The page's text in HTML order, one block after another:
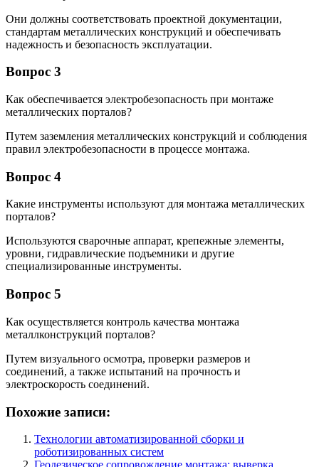
Они должны соответствовать проектной документации,
стандартам металлических конструкций и обеспечивать
надежность и безопасность эксплуатации.
Вопрос 3
Как обеспечивается электробезопасность при монтаже
металлических порталов?
Путем заземления металлических конструкций и соблюдения
правил электробезопасности в процессе монтажа.
Вопрос 4
Какие инструменты используют для монтажа металлических
порталов?
Используются сварочные аппарат, крепежные элементы,
уровни, гидравлические подъемники и другие
специализированные инструменты.
Вопрос 5
Как осуществляется контроль качества монтажа
металлконструкций порталов?
Путем визуального осмотра, проверки размеров и
соединений, а также испытаний на прочность и
электроскорость соединений.
Похожие записи:
Технологии автоматизированной сборки и
роботизированных систем